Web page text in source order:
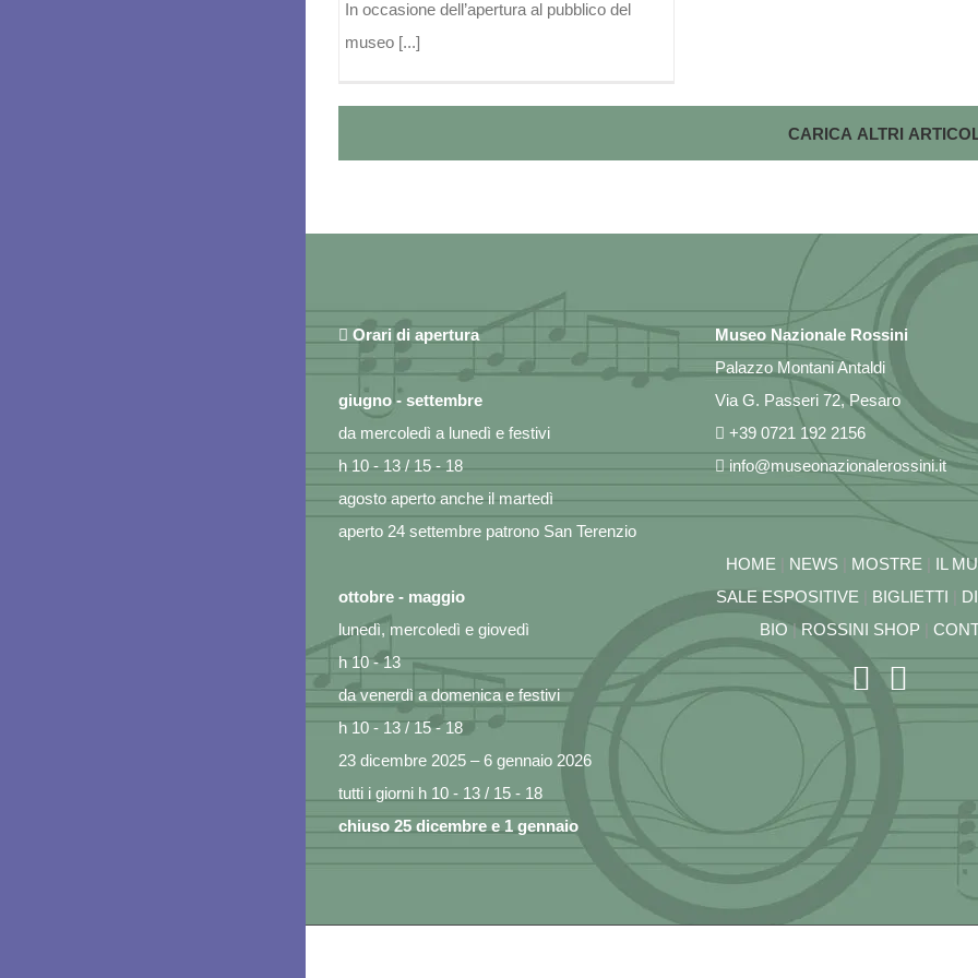
In occasione dell’apertura al pubblico del
museo [...]
CARICA ALTRI
Orari di apertura
giugno - settembre
da mercoledì a lunedì e festivi
h 10 - 13 / 15 - 18
agosto aperto anche il martedì
aperto 24 settembre patrono San Terenzio
ottobre - maggio
lunedì, mercoledì e giovedì
h 10 - 13
da venerdì a domenica e festivi
h 10 - 13 / 15 - 18
23 dicembre 2025 – 6 gennaio 2026
tutti i giorni h 10 - 13 / 15 - 18
chiuso 25 dicembre e 1 gennaio
Museo Nazionale Rossini
Palazzo Montani Antaldi
Via G. Passeri 72, Pesaro
+39 0721 192 2156
info@museonazionalerossini.it
HOME NEWS MOSTRE
IL
SALE ESPOSITIVE
BIGLIETTI
BIO|ROSSINI SHOP